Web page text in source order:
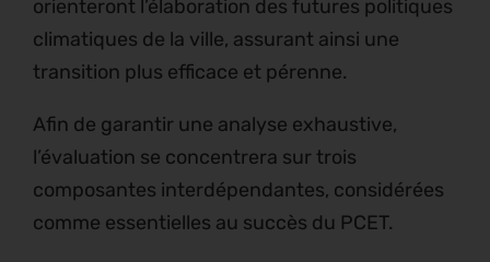
orienteront l’élaboration des futures politiques
climatiques de la ville, assurant ainsi une
transition plus efficace et pérenne.
Afin de garantir une analyse exhaustive,
l’évaluation se concentrera sur trois
composantes interdépendantes, considérées
comme essentielles au succès du PCET.